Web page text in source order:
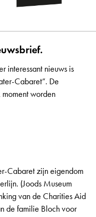
interessant nieuws is
Cabaret”. De
worden
Cabaret zijn eigendom
(Joods Museum
van de Charities Aid
de familie Bloch voor